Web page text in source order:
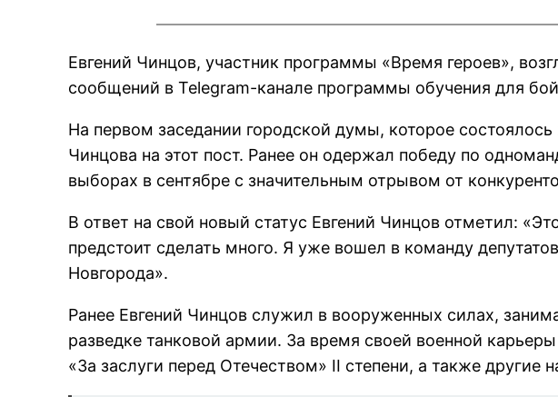
Евгений Чинцов, участник программы «Время героев»,
сообщений в Telegram-канале программы обучения для
На первом заседании городской думы, которое
Чинцова на этот пост. Ранее он одержал победу по
выборах в сентябре с значительным отрывом от
В ответ на свой новый статус Евгений Чинцов отметил:
предстоит сделать много. Я уже вошел в команду
Новгорода».
Ранее Евгений Чинцов служил в вооруженных силах,
разведке танковой армии. За время своей военной
«За заслуги перед Отечеством» II степени, а также другие